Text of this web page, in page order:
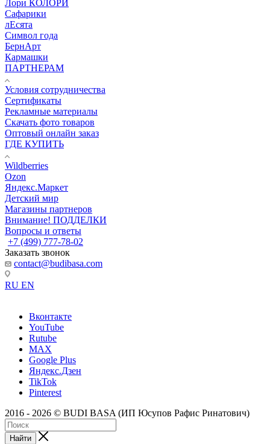
Лори КОЛОРИ
Сафарики
лЕсята
Символ года
БернАрт
Кармашки
ПАРТНЕРАМ
Условия сотрудничества
Сертификаты
Рекламные материалы
Скачать фото товаров
Оптовый онлайн заказ
ГДЕ КУПИТЬ
Wildberries
Ozon
Яндекс.Маркет
Детский мир
Магазины партнеров
Внимание! ПОДДЕЛКИ
Вопросы и ответы
+7 (499) 777-78-02
Заказать звонок
contact@budibasa.com
RU EN
Вконтакте
YouTube
Rutube
MAX
Google Plus
Яндекс.Дзен
TikTok
Pinterest
2016 - 2026 © BUDI BASA (ИП Юсупов Рафис Ринатович)
Найти